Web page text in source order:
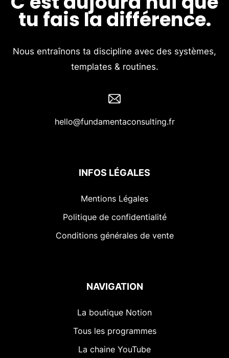
tu fais la différence.
Nous entraînons ta discipline avec des systèmes,
templates & routines.
hello@fundamentaconsulting.fr
INFOS LÉGALES
Mentions Légales
Politique de confidentialité
Conditions générales de vente
NAVIGATION
La boutique Notion
Tous les programmes
La chaine YouTube